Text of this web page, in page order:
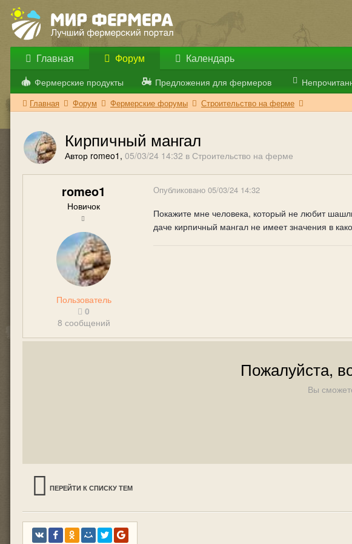
Главная Форум
Фермерские продукты Предложения для фермеров
Календарь
Главная Форум Фермерские форумы Строительство на ферме
Кирпичный мангал
Автор romeo1, 05/03/24 14:32 в Строительство на ферме
romeo1
Новичок
Пользователь
0
8 сообщений
Опубликовано 05/03/24 14:32
Покажите мне человека, который не любит
даче кирпичный мангал не имеет значения в
Пожалуйста,
Вы
ПЕРЕЙТИ К СПИСКУ ТЕМ